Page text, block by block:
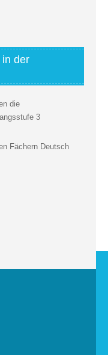
in der
die
3
Fächern Deutsch